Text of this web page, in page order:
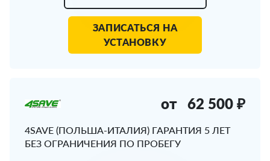
ЗАПИСАТЬСЯ НА
УСТАНОВКУ
4SAVE (ПОЛЬША-ИТАЛИЯ) ГАРАНТИЯ 5 ЛЕТ
БЕЗ ОГРАНИЧЕНИЯ ПО ПРОБЕГУ
от 62 500 ₽